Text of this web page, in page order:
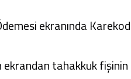
ekranında
ekrandan tahakkuk